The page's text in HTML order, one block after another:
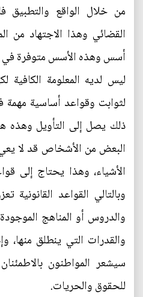
من خلال الواقع والتطبيق
القضائي وهذا الاجتهاد
أسس وهذه الأسس متوفرة في
ليس لديه المعلومة الكافية
لثوابت وقواعد أساسية مهمة
ذلك يصل إلى التأويل وهذه
البعض من الأشخاص قد لا
الأشياء، وهذا يحتاج إلى
وبالتالي القواعد القانونية
والدروس أو المناهج
والقدرات التي ينطلق منها،
سيشعر المواطنون
للحقوق والحريات.